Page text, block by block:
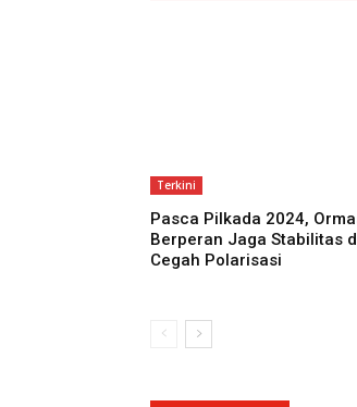
Terkini
Pasca Pilkada 2024,
Berperan Jaga Stabilitas
Cegah Polarisasi